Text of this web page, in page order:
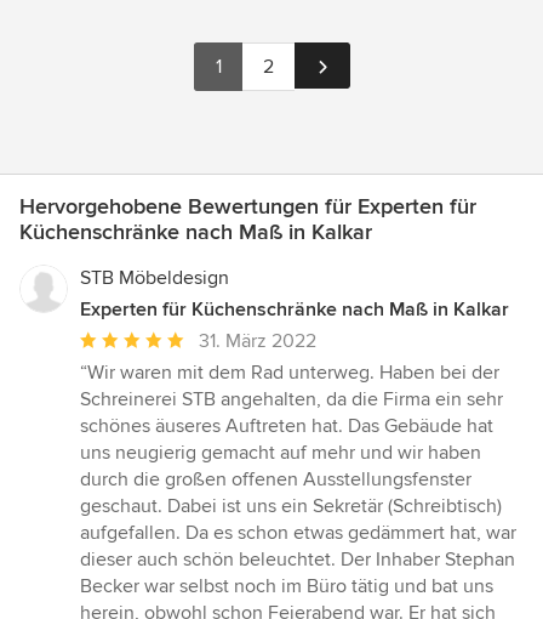
1 2
Hervorgehobene Bewertungen für Experten für
Küchenschränke nach Maß in Kalkar
STB Möbeldesign
Experten für Küchenschränke nach Maß in Kalkar
Durchschnittliche
Bewertung:
5
von
5
Sternen
31. März 2022
“Wir waren mit dem Rad unterweg. Haben bei der
Schreinerei STB angehalten, da die Firma ein sehr
schönes äuseres Auftreten hat. Das Gebäude hat
uns neugierig gemacht auf mehr und wir haben
durch die großen offenen Ausstellungsfenster
geschaut. Dabei ist uns ein Sekretär (Schreibtisch)
aufgefallen. Da es schon etwas gedämmert hat, war
dieser auch schön beleuchtet. Der Inhaber Stephan
Becker war selbst noch im Büro tätig und bat uns
herein, obwohl schon Feierabend war. Er hat sich